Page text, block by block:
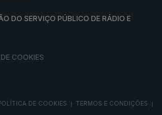
DO SERVIÇO PÚBLICO DE RÁDIO E
COOKIES
DE COOKIES TERMOS E CONDIÇÕES